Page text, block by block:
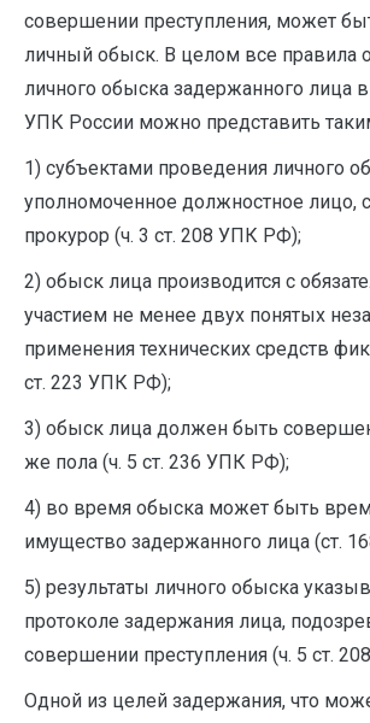
совершении преступления, может
личный обыск. В целом все правила
личного обыска задержанного лица в
УПК России можно представить
1) субъектами проведения личного
уполномоченное должностное лицо,
прокурор (ч. 3 ст. 208 УПК РФ);
2) обыск лица производится с
участием не менее двух понятых
применения технических средств
ст. 223 УПК РФ);
3) обыск лица должен быть
же пола (ч. 5 ст. 236 УПК РФ);
4) во время обыска может быть
имущество задержанного лица (ст.
5) результаты личного обыска
протоколе задержания лица,
совершении преступления (ч. 5 ст.
Одной из целей задержания, что